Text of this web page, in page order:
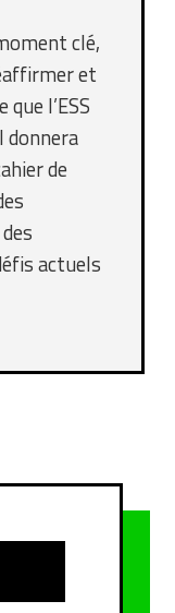
clé,
et
l’ESS
de
actuels